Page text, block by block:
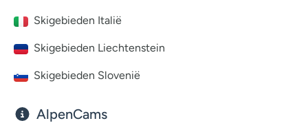
Skigebieden Italië
Skigebieden Liechtenstein
Skigebieden Slovenië
AlpenCams